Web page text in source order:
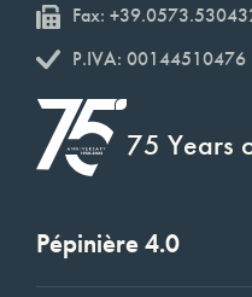
Fax:
P.IVA: 00144510476
75 Years
Pépinière 4.0